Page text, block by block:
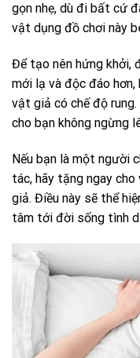
gọn nhẹ, dù đi bất cứ
vật dụng đồ chơi này
Để tạo nên hứng khởi,
mới lạ và độc đáo
vật giả có chế độ
cho bạn không ngừng
Nếu bạn là một người
tác, hãy tặng ngay
giả. Điều này sẽ thể
tâm tới đời sống tình